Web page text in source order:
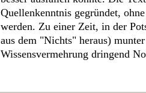
Quellenkenntnis gegründet,
werden. Zu einer Zeit, in der
aus dem "Nichts" heraus)
Wissensvermehrung dringend